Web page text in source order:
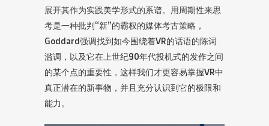
展开其作为实践美学形式的系谱。用周期性来思
考是一种批判“新”的霸权的媒体考古策略，
Goddard强调找到如今围绕着VR的话语的陈词
滥调，以及它在上世纪90年代投机式的发作之间
的某个点的重要性，这样我们才更容易掌握VR中
真正潜在的新事物，并且充分认识到它的极限和
能力。